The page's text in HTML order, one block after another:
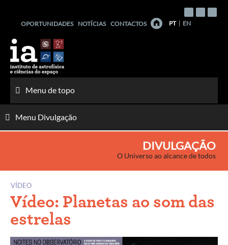
conteúdo
OPORTUNIDADES NOTÍCIAS CONTACTOS PT EN
Menu de topo
Menu Divulgação
DIVULGAÇÃO
O Universo ao alcance de todos
VÍDEO
Vídeo: Planetas ao som das
estrelas